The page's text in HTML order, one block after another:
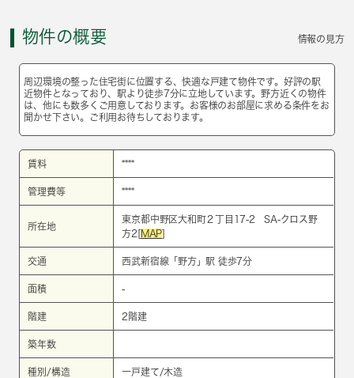
物件の概要 情報の見方
周辺環境の整った住宅街に位置する、快適な戸建て物件です。好評の駅
近物件となっており、駅より徒歩7分に立地しています。野方近くの物件
は、他にも数多くご用意しております。お客様のお部屋に求める条件をお
聞かせ下さい。ご利用お待ちしております。
賃料 ****
管理費等 ****
所在地
東京都中野区大和町２丁目17-2 SA-クロス野
方2[ MAP
交通 西武新宿線 「 野方」駅 徒歩7分
面積 -
階建 2階建
築年数
種別/構造 一戸建て/木造